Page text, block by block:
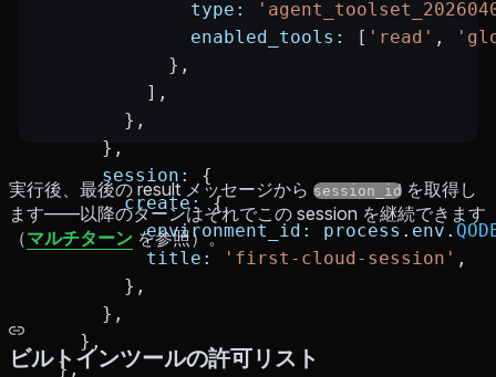
              type:
              enabled_tools:
[ 'read' ,
            },
          ],
        },
      },
      session:
{
        create:
{
          environment_id:
process . env .
          title:
'first-cloud-session' ,
        },
      },
    },
  },
実行後、最後の result メッセージから session_id を取得し
ます——以降のターンはそれでこの session を継続できます
（マルチターン を参照）。
ビルトインツールの許可リスト